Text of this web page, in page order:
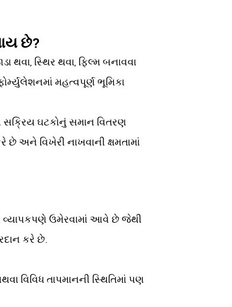
છે?
થવા, સ્થિર થવા, ફિલ્મ બનાવવા
મહત્વપૂર્ણ ભૂમિકા
સક્રિય ઘટકોનું સમાન વિતરણ
છે અને વિખેરી નાખવાની ક્ષમતામાં
વ્યાપકપણે ઉમેરવામાં આવે છે જેથી
કરે છે.
તાપમાનની સ્થિતિમાં પણ